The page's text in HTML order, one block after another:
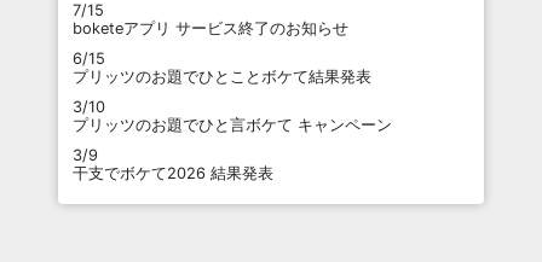
7/15
boketeアプリ サービス終了のお知らせ
6/15
プリッツのお題でひとことボケて結果発表
3/10
プリッツのお題でひと言ボケて キャンペーン
3/9
干支でボケて2026 結果発表